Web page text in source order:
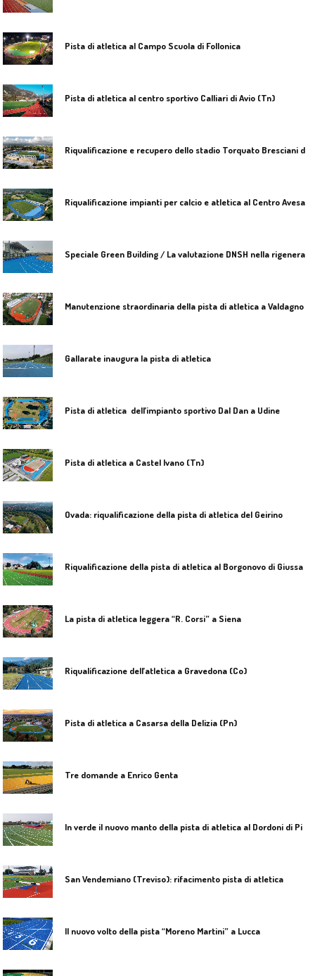
Pista di atletica al Campo Scuola di Follonica
Pista di atletica al centro sportivo Calliari di Avio (Tn)
Gallarate inaugura la pista di atletica
Pista di atletica dell’impianto sportivo Dal Dan a Udine
Pista di atletica a Castel Ivano (Tn)
Ovada: riqualificazione della pista di atletica del Geirino
La pista di atletica leggera “R. Corsi” a Siena
Riqualificazione dell’atletica a Gravedona (Co)
Pista di atletica a Casarsa della Delizia (Pn)
Tre domande a Enrico Genta
San Vendemiano (Treviso): rifacimento pista di atletica
Il nuovo volto della pista “Moreno Martini” a Lucca